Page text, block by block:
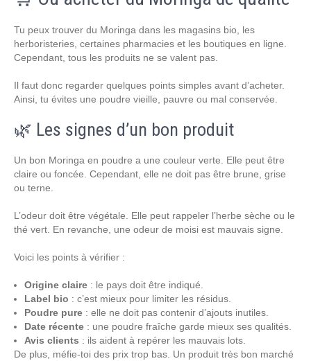
Tu peux trouver du Moringa dans les magasins bio, les
herboristeries, certaines pharmacies et les boutiques en ligne.
Cependant, tous les produits ne se valent pas.
Il faut donc regarder quelques points simples avant d’acheter.
Ainsi, tu évites une poudre vieille, pauvre ou mal conservée.
🌿 Les signes d’un bon produit
Un bon Moringa en poudre a une couleur verte. Elle peut être
claire ou foncée. Cependant, elle ne doit pas être brune, grise
ou terne.
L’odeur doit être végétale. Elle peut rappeler l’herbe sèche ou le
thé vert. En revanche, une odeur de moisi est mauvais signe.
Voici les points à vérifier :
Origine claire : le pays doit être indiqué.
Label bio : c’est mieux pour limiter les résidus.
Poudre pure : elle ne doit pas contenir d’ajouts inutiles.
Date récente : une poudre fraîche garde mieux ses qualités.
Avis clients : ils aident à repérer les mauvais lots.
De plus, méfie-toi des prix trop bas. Un produit très bon marché